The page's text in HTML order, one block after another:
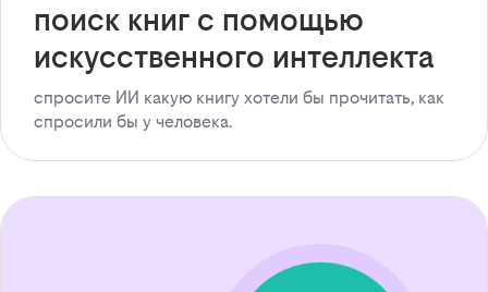
поиск книг с помощью
искусственного интеллекта
спросите ИИ какую книгу хотели бы прочитать, как
спросили бы у человека.